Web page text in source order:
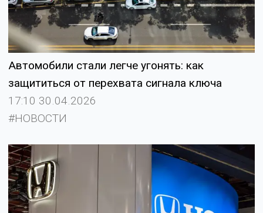
Автомобили стали легче угонять: как
защититься от перехвата сигнала ключа
17:10 30.04.2026
#НОВОСТИ